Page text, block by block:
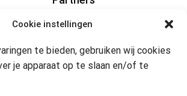
Cookie instellingen
te bieden, gebruiken wij cookies
je apparaat op te slaan en/of te
Gereedschapplek